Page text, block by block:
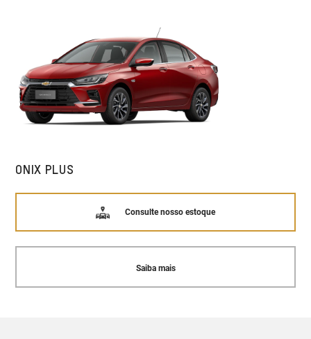
ONIX PLUS
Consulte nosso estoque
Saiba mais